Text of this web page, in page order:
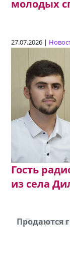
молодых
27.07.2026 |
Гость
из села
Продаются